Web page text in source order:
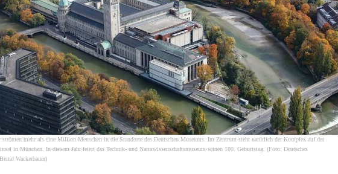
strömen mehr als eine Million Menschen in die Standorte des Deutschen Museums. Im Zentrum steht natürlich der Komplex auf der
in München. In diesem Jahr feiert das Technik- und Naturwissenschaftsmuseum seinen 100. Geburtstag. (Foto: Deutsches
Wackerbauer)